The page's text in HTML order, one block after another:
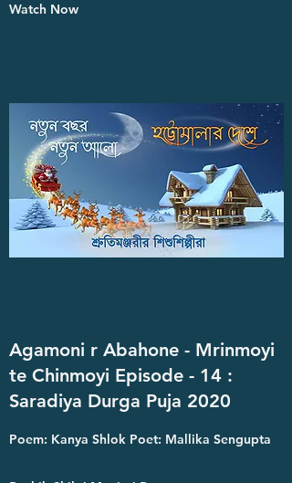
Watch Now
Agamoni r Abahone - Mrinmoyi
te Chinmoyi Episode - 14 :
Saradiya Durga Puja 2020
Poem: Kanya Shlok Poet: Mallika Sengupta